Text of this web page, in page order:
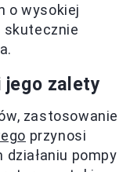
o wysokiej
skutecznie
jego zalety
zastosowanie
przynosi
pompy